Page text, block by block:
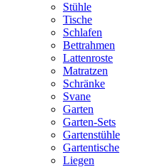
Stühle
Tische
Schlafen
Bettrahmen
Lattenroste
Matratzen
Schränke
Svane
Garten
Garten-Sets
Gartenstühle
Gartentische
Liegen